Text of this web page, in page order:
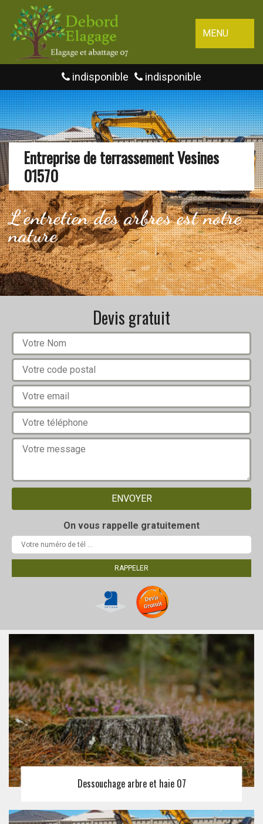
MENU
indisponible indisponible
Entreprise de terrassement Vesines
01570
L'entretien des arbres est notre
nature
Devis gratuit
On vous rappelle gratuitement
Dessouchage arbre et haie 07